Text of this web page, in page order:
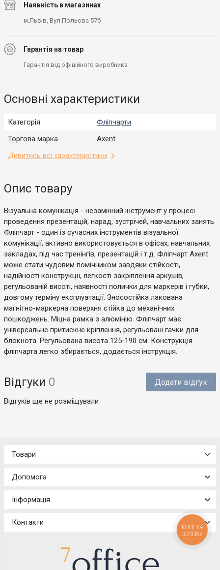
Наявність в магазинах
м.Львів, Вул.Польова 57б
Гарантія на товар
Гарантія від офіційного виробника
Основні характеристики
Категорія
Фліпчарти
Торгова марка
Axent
Дивитись всі характеристики
Опис товару
Візуальна комунікація - незамінний інструмент у процесі
проведення презентацій, нарад, зустрічей, навчальних занять.
Фліпчарт - один із сучасних інструментів візуальної
комунікації, активно використовується в офісах, навчальних
закладах, під час тренінгів, презентацій і т.д. Фліпчарт Axent
може стати чудовим помічником завдяки стійкості,
надійності конструкції, легкості закріплення аркушів,
регульованій висоті, наявності полички для маркерів і губки,
довгому терміну експлуатації. Зносостійка лакована
магнітно-маркерна поверхня стійка до механічних
пошкоджень. Міцна рамка з алюмінію. Фліпчарт має
універсальне притискне кріплення, регульовані гачки для
блокнота. Регульована висота 125-190 см. Конструкція
фліпчарта легко збирається, додається інструкція.
Відгуки 0 Додати відгук
Відгуків ще не розміщували
Товари
Допомога
Інформація
Контакти
КНОПКА
ЗВ'ЯЗКУ